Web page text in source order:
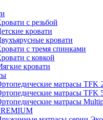
с резьбой
кровати
кровати
с тремя спинками
с ковкой
кровати
матрасы TFK
матрасы TFK
матрасы